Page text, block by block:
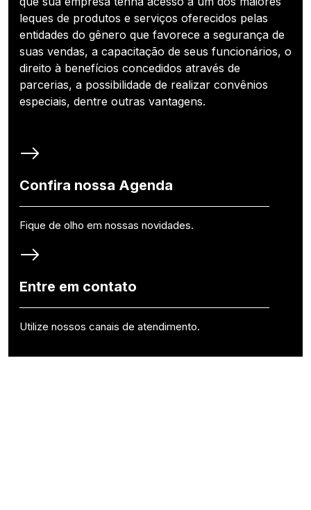
leques de produtos e serviços oferecidos pelas
entidades do gênero que favorece a segurança de
suas vendas, a capacitação de seus funcionários, o
direito à benefícios concedidos através de
parcerias, a possibilidade de realizar convênios
especiais, dentre outras vantagens.
Confira nossa Agenda
Fique de olho em nossas novidades.
Entre em contato
Utilize nossos canais de atendimento.